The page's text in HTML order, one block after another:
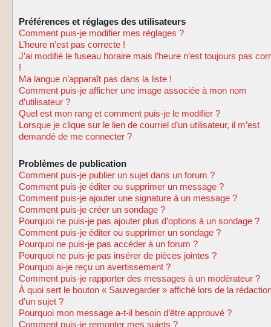
Préférences et réglages des utilisateurs
Comment puis-je modifier mes réglages ?
L’heure n’est pas correcte !
J’ai modifié le fuseau horaire mais l’heure n’est toujours pas
!
Ma langue n’apparaît pas dans la liste !
Comment puis-je afficher une image associée à mon nom
d’utilisateur ?
Quel est mon rang et comment puis-je le modifier ?
Lorsque je clique sur le lien de courriel d’un utilisateur, il m’est
demandé de me connecter ?
Problèmes de publication
Comment puis-je publier un sujet dans un forum ?
Comment puis-je éditer ou supprimer un message ?
Comment puis-je ajouter une signature à un message ?
Comment puis-je créer un sondage ?
Pourquoi ne puis-je pas ajouter plus d’options à un sondage ?
Comment puis-je éditer ou supprimer un sondage ?
Pourquoi ne puis-je pas accéder à un forum ?
Pourquoi ne puis-je pas insérer de pièces jointes ?
Pourquoi ai-je reçu un avertissement ?
Comment puis-je rapporter des messages à un modérateur ?
À quoi sert le bouton « Sauvegarder » affiché lors de la
d’un sujet ?
Pourquoi mon message a-t-il besoin d’être approuvé ?
Comment puis-je remonter mes sujets ?